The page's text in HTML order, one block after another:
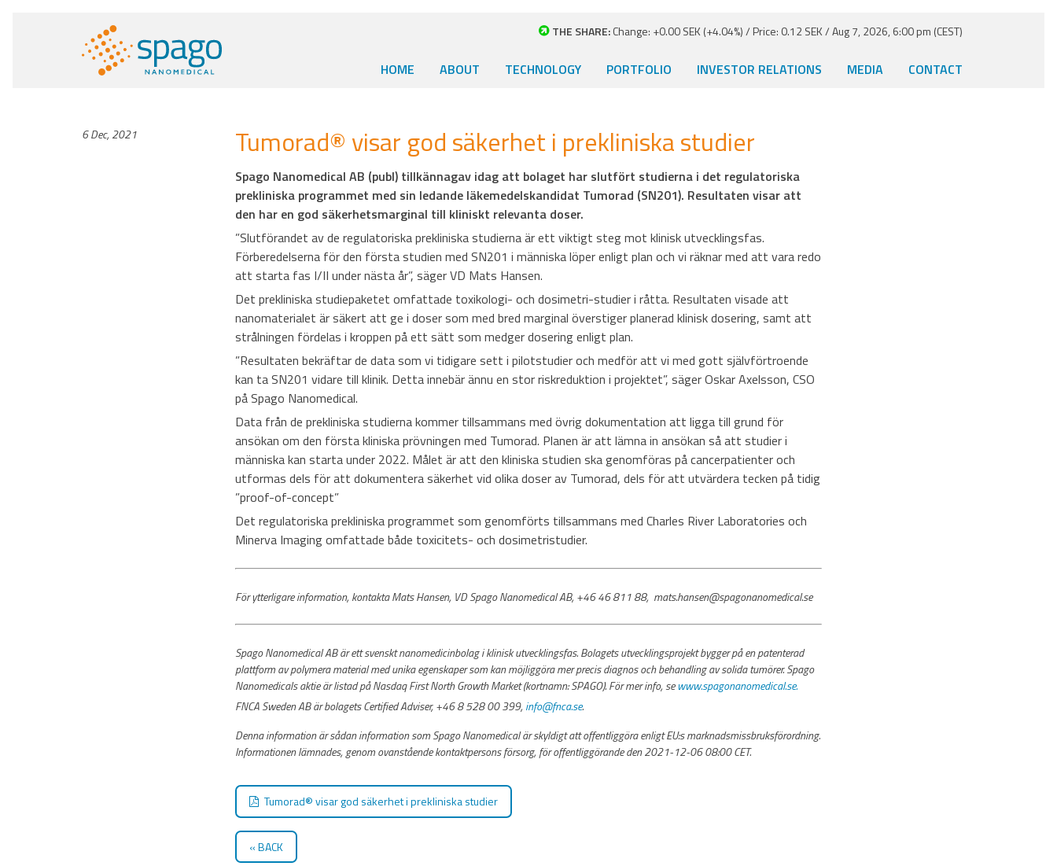
THE SHARE:Change: +0.00 SEK (+4.04%) / Price: 0.12 SEK / Aug 7, 2026, 6:00 pm (CEST)
HOME ABOUT TECHNOLOGY PORTFOLIO INVESTOR RELATIONS MEDIA CONTACT
6 Dec, 2021 Tumorad® visar god säkerhet i prekliniska studier
Spago Nanomedical AB (publ) tillkännagav idag att bolaget har slutfört studierna i det regulatoriska
prekliniska programmet med sin ledande läkemedelskandidat Tumorad (SN201). Resultaten visar att
den har en god säkerhetsmarginal till kliniskt relevanta doser.
”Slutförandet av de regulatoriska prekliniska studierna är ett viktigt steg mot klinisk utvecklingsfas.
Förberedelserna för den första studien med SN201 i människa löper enligt plan och vi räknar med att vara redo
att starta fas I/II under nästa år”, säger VD Mats Hansen.
Det prekliniska studiepaketet omfattade toxikologi- och dosimetri-studier i råtta. Resultaten visade att
nanomaterialet är säkert att ge i doser som med bred marginal överstiger planerad klinisk dosering, samt att
strålningen fördelas i kroppen på ett sätt som medger dosering enligt plan.
”Resultaten bekräftar de data som vi tidigare sett i pilotstudier och medför att vi med gott självförtroende
kan ta SN201 vidare till klinik. Detta innebär ännu en stor riskreduktion i projektet”, säger Oskar Axelsson, CSO
på Spago Nanomedical.
Data från de prekliniska studierna kommer tillsammans med övrig dokumentation att ligga till grund för
ansökan om den första kliniska prövningen med Tumorad. Planen är att lämna in ansökan så att studier i
människa kan starta under 2022. Målet är att den kliniska studien ska genomföras på cancerpatienter och
utformas dels för att dokumentera säkerhet vid olika doser av Tumorad, dels för att utvärdera tecken på tidig
”proof-of-concept”
Det regulatoriska prekliniska programmet som genomförts tillsammans med Charles River Laboratories och
Minerva Imaging omfattade både toxicitets- och dosimetristudier.
För ytterligare information, kontakta Mats Hansen, VD Spago Nanomedical AB, +46 46 811 88, mats.hansen@spagonanomedical.se
Spago Nanomedical AB är ett svenskt nanomedicinbolag i klinisk utvecklingsfas. Bolagets utvecklingsprojekt bygger på en patenterad
plattform av polymera material med unika egenskaper som kan möjliggöra mer precis diagnos och behandling av solida tumörer. Spago
Nanomedicals aktie är listad på Nasdaq First North Growth Market (kortnamn: SPAGO). För mer info, sewww.spagonanomedical.se.
FNCA Sweden AB är bolagets Certified Adviser, +46 8 528 00 399, info@fnca.se.
Denna information är sådan information som Spago Nanomedical är skyldigt att offentliggöra enligt EU:s marknadsmissbruksförordning.
Informationen lämnades, genom ovanstående kontaktpersons försorg, för offentliggörande den 2021-12-06 08:00 CET.
Tumorad® visar god säkerhet i prekliniska studier
BACK